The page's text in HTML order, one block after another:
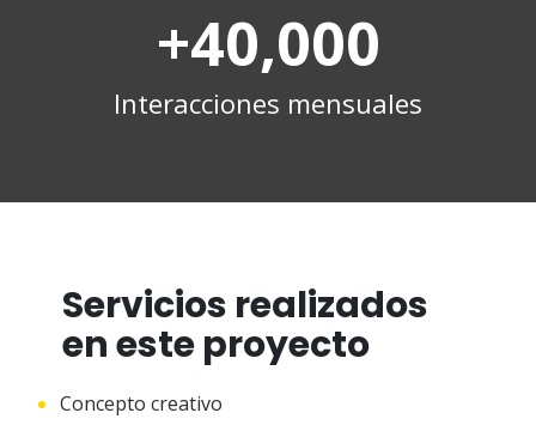
+40,000
Interacciones mensuales
Servicios realizados
en este proyecto
Concepto creativo